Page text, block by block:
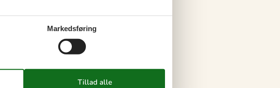
Markedsføring